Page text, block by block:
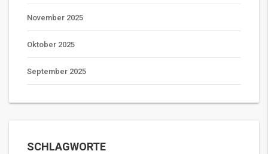
November 2025
Oktober 2025
September 2025
SCHLAGWORTE